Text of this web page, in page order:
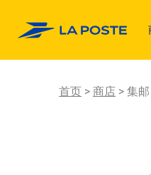
首页 商店 集